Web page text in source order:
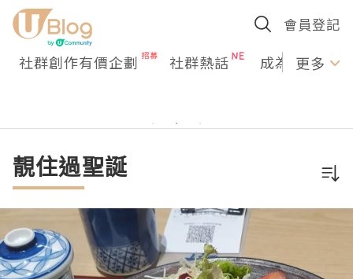
會員登記
社群創作有價企劃 社群熱話 成為U更多
靚住過聖誕